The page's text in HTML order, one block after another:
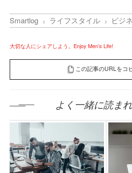
Smartlog ライフスタイル ビジ
大切な人にシェアしよう。Enjoy Men’s Life!
この記事のURLをコ
よく一緒に読ま